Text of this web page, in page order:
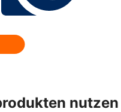
nutzen